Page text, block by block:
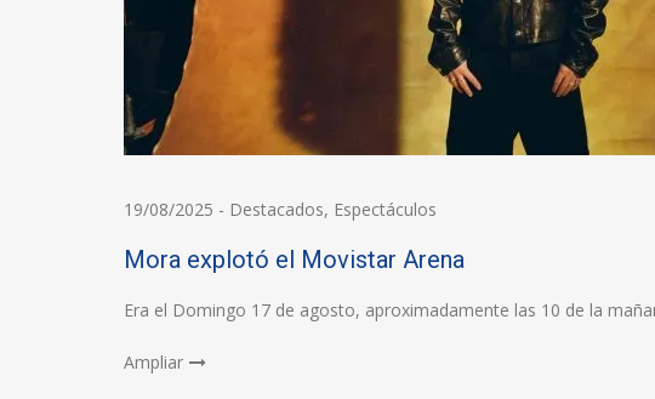
19/08/2025 - Destacados, Espectáculos
Mora explotó el Movistar Arena
Era el Domingo 17 de agosto, aproximadamente las 10 de la
Ampliar